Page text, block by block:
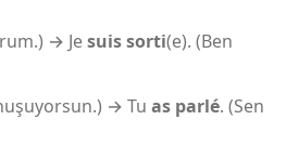
→ Jesuis sorti(e). (Ben
→ Tu as parlé. (Sen